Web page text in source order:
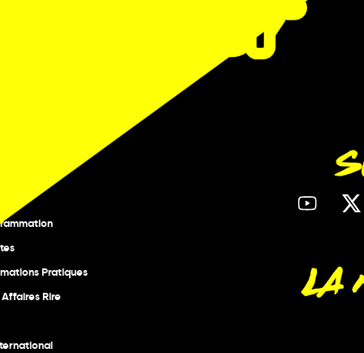
Pratiques
Affaires Rire LA